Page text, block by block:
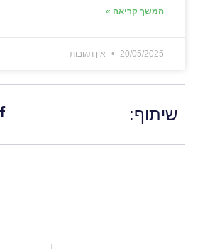
המשך קריאה »
20/05/2025 אין תגובות
שיתוף: